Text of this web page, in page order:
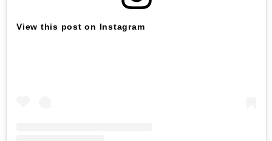
View this post on Instagram